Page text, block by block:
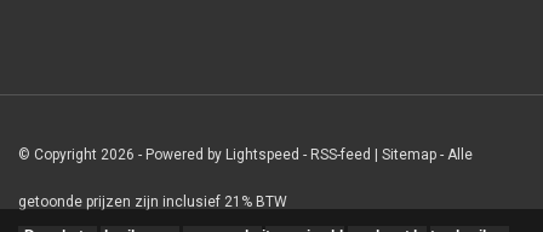
© Copyright 2026 - Powered by Lightspeed - RSS-feed Sitemap - Alle
getoonde prijzen zijn inclusief 21% BTW